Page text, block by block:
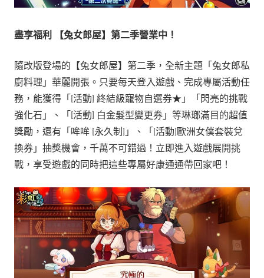
盡享福利 【兔女郎屋】第二季營業中！
隨改版登場的【兔女郎屋】第二季，全新主題「兔女郎私
廚料理」華麗開張。只要每天登入遊戲、完成專屬活動任
務，能獲得「[活動] 終結級寵物自選券★」「閃亮的挑戰
強化石」、「[活動] 白金髮型變更券」等琳瑯滿目的超值
獎勵，還有「哞哞 [永久制]」、「[活動]歐洲女僕套裝兌
換券」抽獎機會，千萬不可錯過！立即進入遊戲展開挑
戰，享受遊戲的同時把這些專屬好康通通帶回家吧！